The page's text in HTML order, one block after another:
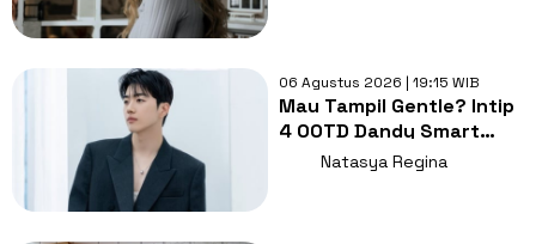
06 Agustus 2026 | 19:15 WIB
Mau Tampil Gentle? Intip
4 OOTD Dandy Smart
Casual ala Kang Hoon
Natasya Regina